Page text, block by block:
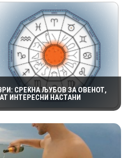
СРЕЌНА ЉУБОВ ЗА ОВЕНОТ,
ИНТЕРЕСНИ НАСТАНИ